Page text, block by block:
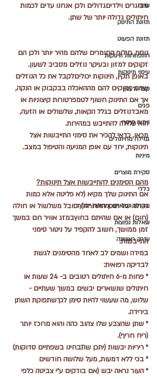
שינה
תזונת התינוק
תזונת הפעוט
התפתחות תינוקות
עיסוי תינוקות
קצר ולעניין
פגים
ניתוח קיסרי
גמילה מחיתולים
מיניות
סקירת מוצרים
כללי
מקרים רפואיים ומחלות ילדות
שאלות נפוצות
עזרה ראשונה
מבוגרים וילדיםגדולים ולכן אנחנו עדים לכמות
חיתולים גדולה יותר של שתן.
נוסף, חילוף החומרים שלהם מהיר יותר ולכן הם
זקוקים למזון ובעיקר נוזלים מסביב לשעון.
באופן תקין, תינוקות יכוליםלקבל את כל הנוזלים
שהם זקוקים להם מההאכלה בבקבוק או הנקה,
אך אם התינוק חשוף לטמפרטורות קיצוניות או
מאבדנוזלים בגלל הקאות, שלשולים או הזעה,
הוא עלולה להתייבש במהירות.
מכאן, כדאי להכיר את סימני התייבשות אצל
תינוקות, יחד עם אופן המניעה והטיפול במצב.
מהם הסימנים להתייבשות אצל תינוקות?
אם התינוק שלך מקיא (לא פליטה אלא כמות
גדולה של תוכן הארוחה), סובל משלשול או חולה
(חום) או אם שהיתם בחוץבמזג אוויר חם במשך
זמן ממושך, חשוב להקפיד על ניטור סימני
התייבשות.
במידה ושמים לב לאחד מהסימנים לגשת
לבדיקה רפואית:
* פחות מ-6 חיתולים רטובים ב- 24 שעות או
חיתולים שנשארים יבשים במשך שעתיים -
שלוש, מה שעשוי להיות סימן לכךשתפוקת השתן
בירידה.
* שתן שהצבע שלו צהוב כהה והוא מרוכז יותר
(ריח חריף).
* ריריות יבשות (יתכן שתבחינו בשפתיים סדוקות)
* בכי ללא דמעות, מעל שלושה חודשים
* העור נראה יבש (אם בודקים ע״י צביטה כלפי